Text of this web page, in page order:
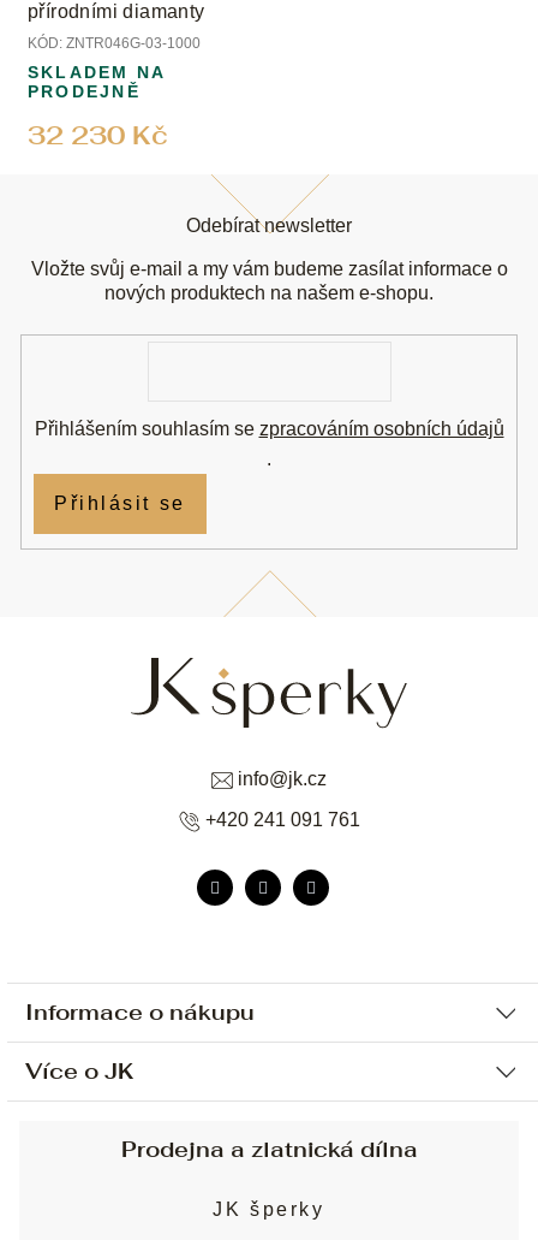
přírodními diamanty
KÓD: ZNTR046G-03-1000
32 230 Kč
SKLADEM NA
PRODEJNĚ
Informace o nákupu
Ochrana osobních údajů
Sjednání osobní schůzky
Obchodní podmínky
Více o JK
info@jk.cz
+420 241 091 761
Odebírat newsletter
Vložte svůj e-mail a my vám budeme zasílat informace o
nových produktech na našem e-shopu.
Přihlášením souhlasím se zpracováním osobních údajů
.
Přihlásit se
Prodejna a zlatnická dílna
JK šperky